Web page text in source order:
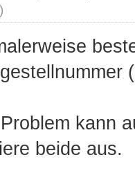
kann
beide aus.